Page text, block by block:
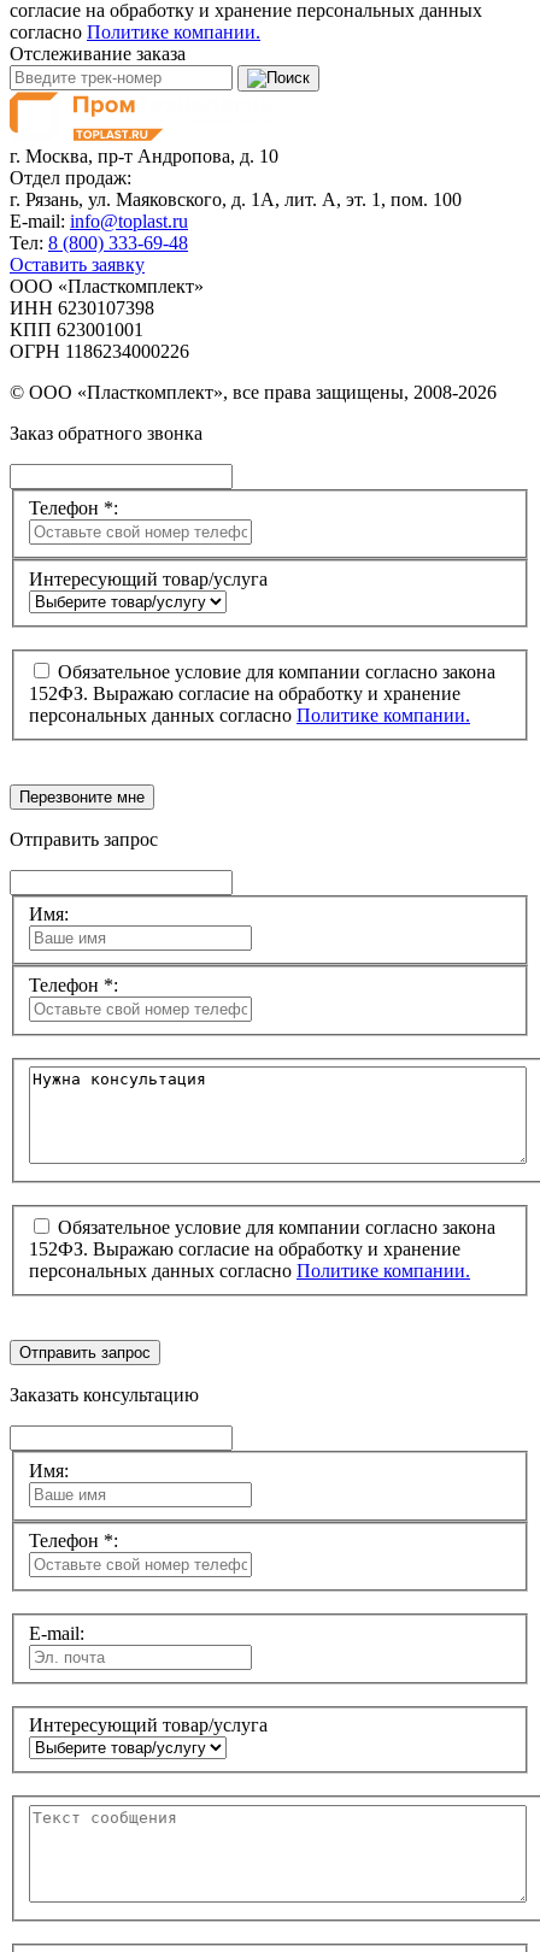
согласие на обработку и хранение персональных данных
согласно Политике компании.
Отслеживание заказа
г. Москва, пр-т Андропова, д. 10
Отдел продаж:
г. Рязань, ул. Маяковского, д. 1А, лит. А, эт. 1, пом. 100
E-mail: info@toplast.ru
Тел: 8 (800) 333-69-48
Оставить заявку
ООО «Пласткомплект»
ИНН 6230107398
КПП 623001001
ОГРН 1186234000226
© ООО «Пласткомплект», все права защищены, 2008-2026
Заказ обратного звонка
Телефон *:
Интересующий товар/услуга
Обязательное условие для компании согласно закона
152ФЗ. Выражаю согласие на обработку и хранение
персональных данных согласно Политике компании.
Перезвоните мне
Отправить запрос
Имя:
Телефон *:
Обязательное условие для компании согласно закона
152ФЗ. Выражаю согласие на обработку и хранение
персональных данных согласно Политике компании.
Отправить запрос
Заказать консультацию
Имя:
Телефон *:
E-mail:
Интересующий товар/услуга